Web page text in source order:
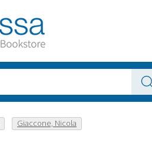
Giaccone, Nicola